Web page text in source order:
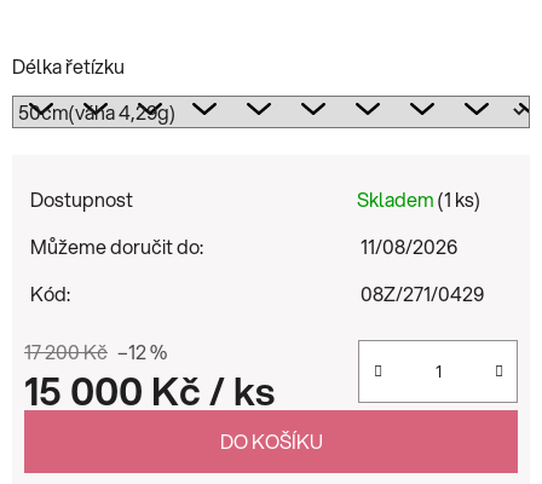
Délka řetízku
Dostupnost Skladem(1 ks)
Můžeme doručit do:
11/08/2026
Kód:
08Z/271/0429
17 200 Kč –12 %
15 000 Kč/ ks
DO KOŠÍKU